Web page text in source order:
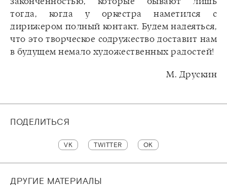
тогда, когда у оркестра наметился с
дирижером полный контакт. Будем надеяться,
что это творческое содружество доставит нам
в будущем немало художественных радостей!
М. Друскин
ПОДЕЛИТЬСЯ
VK TWITTER OK
ДРУГИЕ МАТЕРИАЛЫ